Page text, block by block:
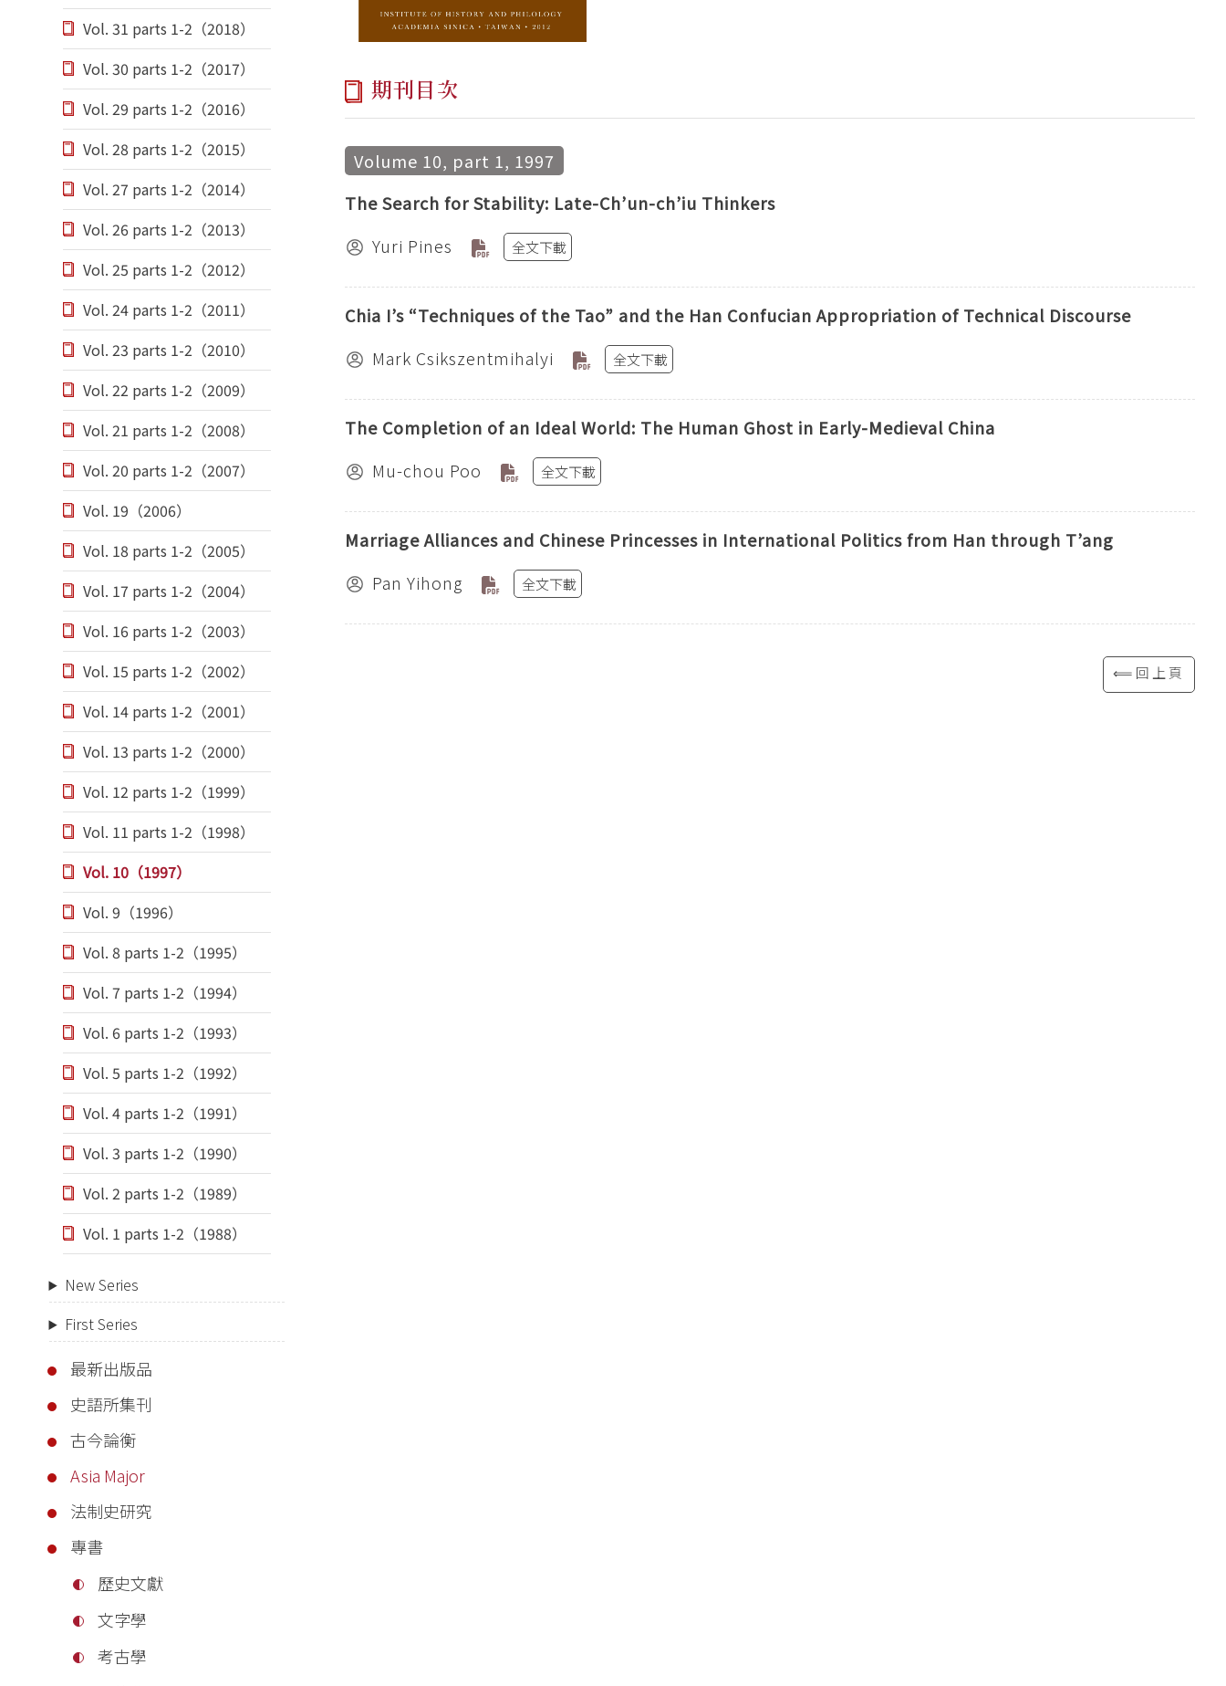
Vol. 31 parts 1-2（2018）
Vol. 30 parts 1-2（2017）
Vol. 29 parts 1-2（2016）
Vol. 28 parts 1-2（2015）
Vol. 27 parts 1-2（2014）
Vol. 26 parts 1-2（2013）
Vol. 25 parts 1-2（2012）
Vol. 24 parts 1-2（2011）
Vol. 23 parts 1-2（2010）
Vol. 22 parts 1-2（2009）
Vol. 21 parts 1-2（2008）
Vol. 20 parts 1-2（2007）
Vol. 19（2006）
Vol. 18 parts 1-2（2005）
Vol. 17 parts 1-2（2004）
Vol. 16 parts 1-2（2003）
Vol. 15 parts 1-2（2002）
Vol. 14 parts 1-2（2001）
Vol. 13 parts 1-2（2000）
Vol. 12 parts 1-2（1999）
Vol. 11 parts 1-2（1998）
Vol. 10（1997）
Vol. 9（1996）
Vol. 8 parts 1-2（1995）
Vol. 7 parts 1-2（1994）
Vol. 6 parts 1-2（1993）
Vol. 5 parts 1-2（1992）
Vol. 4 parts 1-2（1991）
Vol. 3 parts 1-2（1990）
Vol. 2 parts 1-2（1989）
Vol. 1 parts 1-2（1988）
New Series
First Series
最新出版品
史語所集刊
古今論衡
Asia Major
法制史研究
專書
歷史文獻
文字學
考古學
期刊目次
Volume 10, part 1, 1997
The Search for Stability: Late-Ch’un-ch’iu Thinkers
Yuri Pines
全文下載
Chia I’s “Techniques of the Tao” and the Han Confucian Appropriation of Technical Discourse
Mark Csikszentmihalyi
全文下載
The Completion of an Ideal World: The Human Ghost in Early-Medieval China
Mu-chou Poo
全文下載
Marriage Alliances and Chinese Princesses in International Politics from Han through T’ang
Pan Yihong
全文下載
⟸回上頁